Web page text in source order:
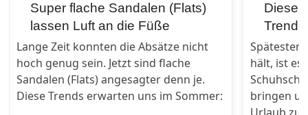
Super flache Sandalen (Flats)
lassen Luft an die Füße
Lange Zeit konnten die Absätze nicht
hoch genug sein. Jetzt sind flache
Sandalen (Flats) angesagter denn je.
Diese Trends erwarten uns im Sommer:
Diese
Trend
Spätesten
hält, ist es
bringen